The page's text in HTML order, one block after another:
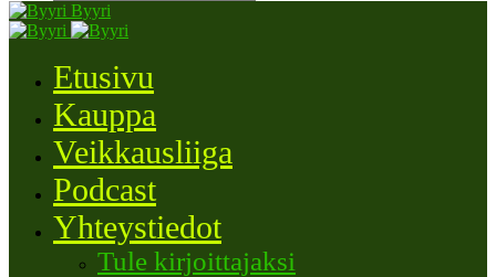
Byyri
Etusivu
Kauppa
Veikkausliiga
Podcast
Yhteystiedot
Tule kirjoittajaksi